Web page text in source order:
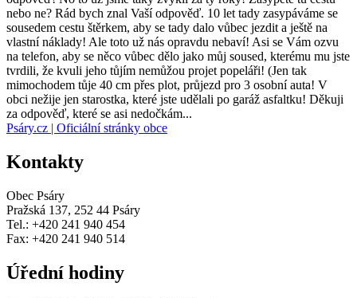
nebo ne? Rád bych znal Vaší odpověď. 10 let tady zasypáváme se
sousedem cestu štěrkem, aby se tady dalo vůbec jezdit a ještě na
vlastní náklady! Ale toto už nás opravdu nebaví! Asi se Vám ozvu
na telefon, aby se něco vůbec dělo jako můj soused, kterému mu jste
tvrdili, že kvuli jeho tůjím nemůžou projet popeláři! (Jen tak
mimochodem tůje 40 cm přes plot, průjezd pro 3 osobní auta! V
obci nežije jen starostka, které jste udělali po garáž asfaltku! Děkuji
za odpověď, které se asi nedočkám...
Psáry.cz | Oficiální stránky obce
Kontakty
Obec Psáry
Pražská 137, 252 44 Psáry
Tel.: +420 241 940 454
Fax: +420 241 940 514
Úřední hodiny